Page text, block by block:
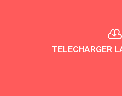

TELECHARGER